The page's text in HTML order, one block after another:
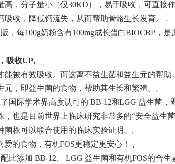
，分子量小（仅30KD），易于吸收，可直接
收，降低钙流失，从而帮助骨骼生长发育。 ,
，每100g奶粉含有100mg成长蛋白BIOCBP，是
吸收UP,
被有效吸收。而这离不益生菌和益生元的帮助
，即益生菌的食物，帮助其生长和繁殖。 ,
国际学术界高度认可的 BB-12和LGG 益生菌，
也是目前世界上临床研究非常多的“安全益生
株可以联合使用的临床实验证明。 ,
的食物，有机FOS更稳定更安心！ ,
比添加 BB-12、 LGG 益生菌和有机FOS的合生